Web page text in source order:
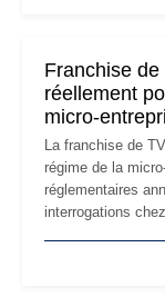
Franchise
réellement
micro-
La franchise de
régime de la
réglementaires
interrogations
facturation ou